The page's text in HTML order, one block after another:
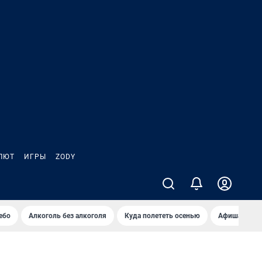
ИГРЫ ZODY
Алкоголь без алкоголя Куда полететь осенью Афиша на